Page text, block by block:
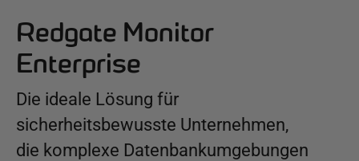
Redgate Monitor
Enterprise
Die ideale Lösung für
sicherheitsbewusste Unternehmen,
die komplexe Datenbankumgebungen